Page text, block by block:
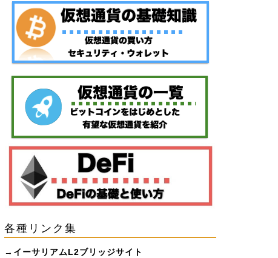
各種リンク集
→ イーサリアムL2ブリッジサイト